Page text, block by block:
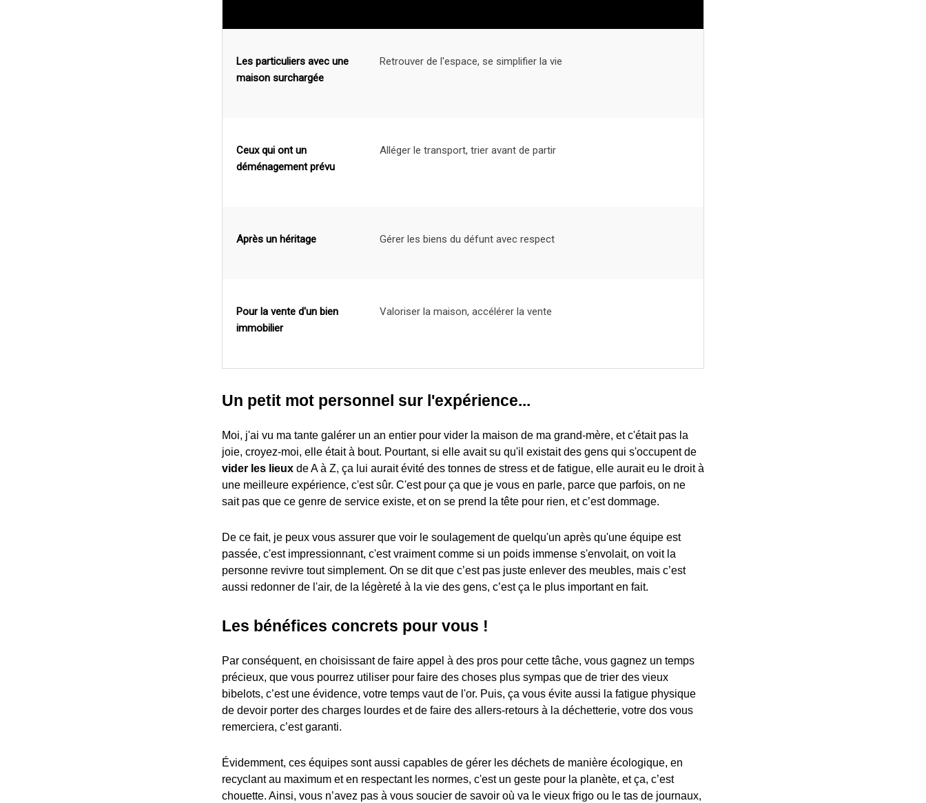
Les particuliers avec une
maison surchargée
Retrouver de l'espace, se simplifier la vie
Ceux qui ont un
déménagement prévu
Alléger le transport, trier avant de partir
Après un héritage Gérer les biens du défunt avec respect
Pour la vente d'un bien
immobilier
Valoriser la maison, accélérer la vente
Un petit mot personnel sur l'expérience...
Moi, j'ai vu ma tante galérer un an entier pour vider la maison de ma grand-mère, et c'était pas la
joie, croyez-moi, elle était à bout. Pourtant, si elle avait su qu'il existait des gens qui s'occupent de
vider les lieux de A à Z, ça lui aurait évité des tonnes de stress et de fatigue, elle aurait eu le droit à
une meilleure expérience, c'est sûr. C'est pour ça que je vous en parle, parce que parfois, on ne
sait pas que ce genre de service existe, et on se prend la tête pour rien, et c’est dommage.
De ce fait, je peux vous assurer que voir le soulagement de quelqu'un après qu'une équipe est
passée, c'est impressionnant, c'est vraiment comme si un poids immense s'envolait, on voit la
personne revivre tout simplement. On se dit que c’est pas juste enlever des meubles, mais c’est
aussi redonner de l'air, de la légèreté à la vie des gens, c’est ça le plus important en fait.
Les bénéfices concrets pour vous !
Par conséquent, en choisissant de faire appel à des pros pour cette tâche, vous gagnez un temps
précieux, que vous pourrez utiliser pour faire des choses plus sympas que de trier des vieux
bibelots, c’est une évidence, votre temps vaut de l'or. Puis, ça vous évite aussi la fatigue physique
de devoir porter des charges lourdes et de faire des allers-retours à la déchetterie, votre dos vous
remerciera, c’est garanti.
Évidemment, ces équipes sont aussi capables de gérer les déchets de manière écologique, en
recyclant au maximum et en respectant les normes, c'est un geste pour la planète, et ça, c’est
chouette. Ainsi, vous n’avez pas à vous soucier de savoir où va le vieux frigo ou le tas de journaux,